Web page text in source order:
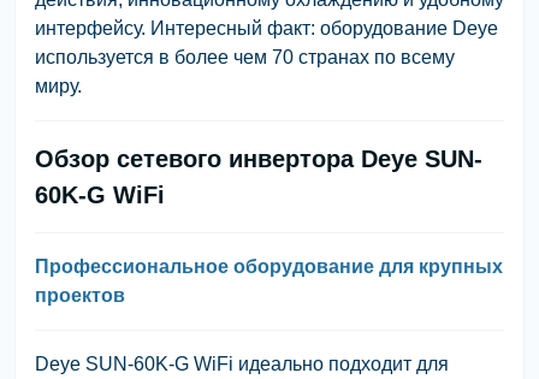
интерфейсу. Интересный факт: оборудование Deye
используется в более чем 70 странах по всему
миру.
Обзор сетевого инвертора Deye SUN-
60K-G WiFi
Профессиональное оборудование для крупных
проектов
Deye SUN-60K-G WiFi идеально подходит для